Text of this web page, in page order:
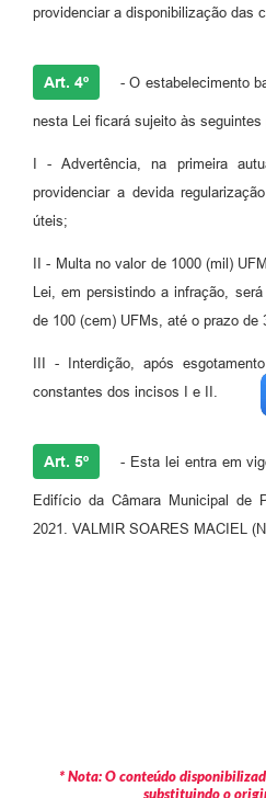
providenciar a disponibilização das
Art. 4º - O estabelecimento
nesta Lei ficará sujeito às seguintes
I - Advertência, na primeira
providenciar a devida
úteis;
II - Multa no valor de 1000 (mil)
Lei, em persistindo a infração,
de 100 (cem) UFMs, até o prazo de
III - Interdição, após
constantes dos incisos I e II.
Art. 5º - Esta lei entra em
Edifício da Câmara Municipal de
2021. VALMIR SOARES MACIEL
* Nota: O conteúdo
substituindo o